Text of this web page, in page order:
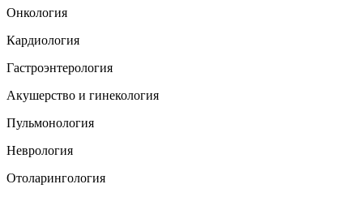
Онкология
Кардиология
Гастроэнтерология
Акушерство и гинекология
Пульмонология
Неврология
Отоларингология